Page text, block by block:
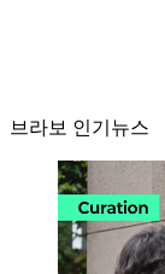
브라보 인기뉴스